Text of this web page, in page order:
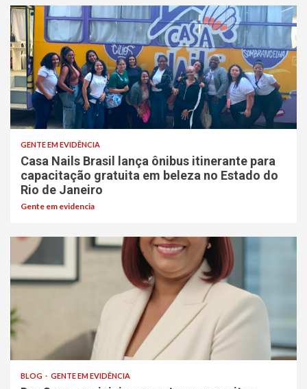
GENTE EM EVIDÊNCIA
Casa Nails Brasil lança ônibus itinerante para
capacitação gratuita em beleza no Estado do
Rio de Janeiro
Gente em evidencia
BLOG GENTE EM EVIDÊNCIA